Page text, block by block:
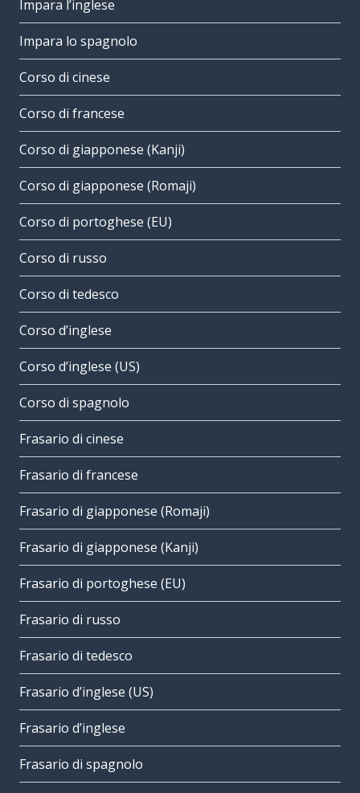
Impara l’inglese
Impara lo spagnolo
Corso di cinese
Corso di francese
Corso di giapponese (Kanji)
Corso di giapponese (Romaji)
Corso di portoghese (EU)
Corso di russo
Corso di tedesco
Corso d’inglese
Corso d’inglese (US)
Corso di spagnolo
Frasario di cinese
Frasario di francese
Frasario di giapponese (Romaji)
Frasario di giapponese (Kanji)
Frasario di portoghese (EU)
Frasario di russo
Frasario di tedesco
Frasario d’inglese (US)
Frasario d’inglese
Frasario di spagnolo